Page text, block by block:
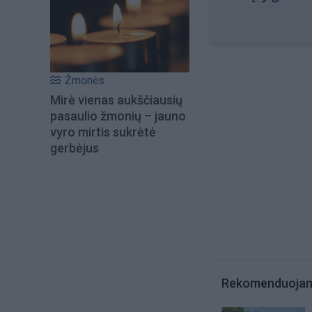
Žmonės
Mirė vienas aukščiausių
pasaulio žmonių – jauno
vyro mirtis sukrėtė
gerbėjus